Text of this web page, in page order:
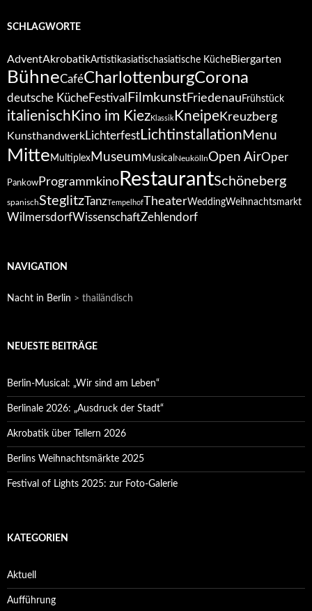
SCHLAGWORTE
AdventAkrobatikArtistikasiatischasiatische Küche Biergarten
BühneCaféCharlottenburgCorona
deutsche KücheFestival FilmkunstFriedenau Frühstück
italienisch Kino im KiezKlassik KneipeKreuzberg
KunsthandwerkLichterfest Lichtinstallation Menu
Mitte Multiplex Museum Musical NeuköllnOpen AirOper
Pankow Programmkino RestaurantSchöneberg
spanischSteglitzTanzTempelhofTheaterWeddingWeihnachtsmarkt
WilmersdorfWissenschaftZehlendorf
NAVIGATION
Nacht in Berlin > thailändisch
NEUESTE BEITRÄGE
Berlin-Musical: „Wir sind am Leben“
Berlinale 2026: „Ausdruck der Stadt“
Akrobatik über Tellern 2026
Berlins Weihnachtsmärkte 2025
Festival of Lights 2025: zur Foto-Galerie
KATEGORIEN
Aktuell
Aufführung